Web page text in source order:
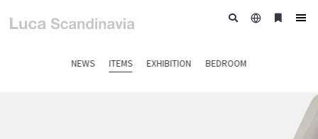
NEWS ITEMS EXHIBITION BEDROOM
日
ブ